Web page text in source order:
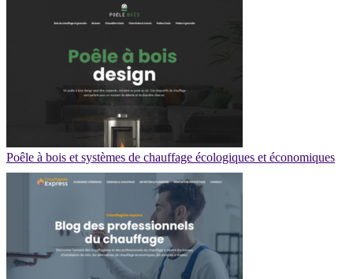
Poêle à bois et systèmes de chauffage écologiques et économiques